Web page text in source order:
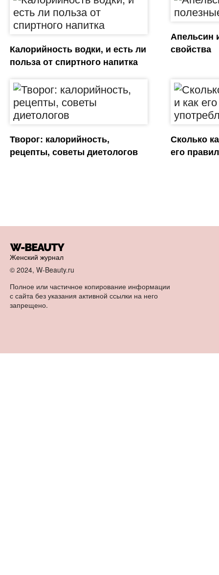
Калорийность водки, и есть ли
польза от спиртного напитка
Апельсин
свойства
Творог: калорийность,
рецепты, советы диетологов
Сколько
его
Женский журнал
© 2024, W-Beauty.ru
Полное или частичное копирование информации
с сайта без указания активной ссылки на него
запрещено.